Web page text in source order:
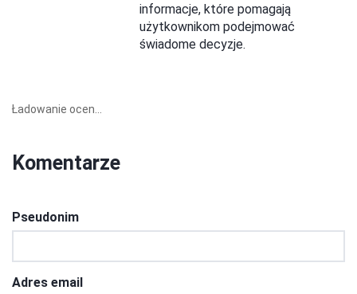
informacje, które pomagają
użytkownikom podejmować
świadome decyzje.
Ładowanie ocen...
Komentarze
Pseudonim
Adres email